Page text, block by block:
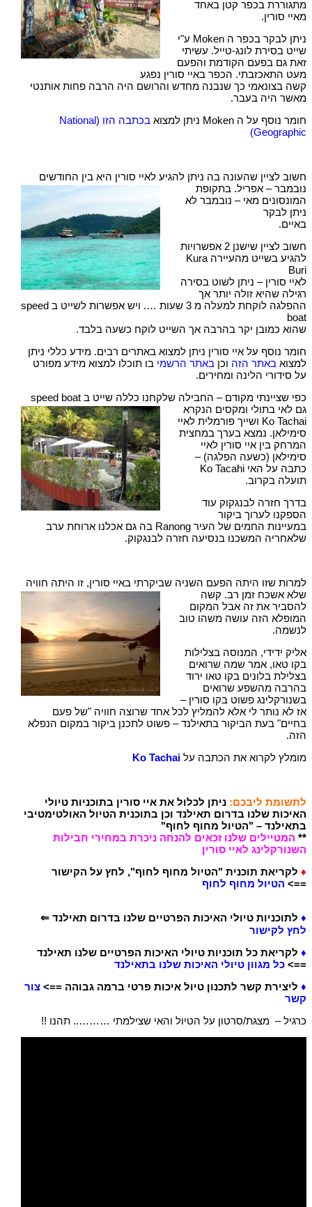
מתגוררת בכפר קטן באחד
מאיי סורין.
ניתן לבקר בכפר ה Moken ע"י
שייט בסירת לונג-טייל. עשיתי
זאת גם בפעם הקודמת והפעם
מעט התאכזבתי. הכפר באיי סורין נפגע
קשה בצונאמי כך שנבנה מחדש והרושם היה הרבה פחות אותנטי
מאשר היה בעבר.
חומר נוסף על ה Moken ניתן למצוא
בכתבה הזו (National
Geographic)
חשוב לציין שהעונה בה ניתן להגיע לאיי סורין היא בין החודשים
נובמבר – אפריל. בתקופת
המונסונים מאי – נובמבר לא
ניתן לבקר
באיים.
חשוב לציין שישנן 2 אפשרויות
להגיע בשייט מהעיירה Kura
Buri
לאיי סורין – ניתן לשוט בסירה
רגילה שהיא זולה יותר אך
ההפלגה לוקחת למעלה מ 3 שעות …. ויש אפשרות לשייט ב speed
boat
שהוא כמובן יקר בהרבה אך השייט לוקח כשעה בלבד.
חומר נוסף על איי סורין ניתן למצוא באתרים רבים. מידע כללי ניתן
למצוא באתר הזה וכן באתר הרשמי בו תוכלו למצוא מידע מפורט
על סידורי הלינה ומחירים.
כפי שציינתי מקודם – החבילה שלקחנו כללה שייט ב speed boat
גם לאי בתולי ומקסים הנקרא
Ko Tachai ושייך פורמלית לאיי
סימילאן. נמצא בערך במחצית
המרחק בין איי סורין לאיי
סימילאן (כשעה הפלגה) –
כתבה על האי Ko Tacahi
תועלה בקרוב.
בדרך חזרה לבנגקוק עוד
הספקנו לערוך ביקור
במעיינות החמים של העיר Ranong בה גם אכלנו ארוחת ערב
שלאחריה המשכנו בנסיעה חזרה לבנגקוק.
למרות שזו היתה הפעם השניה שביקרתי באיי סורין, זו היתה חוויה
שלא אשכח זמן רב. קשה
להסביר את זה אבל המקום
המופלא הזה עושה משהו טוב
לנשמה.
אליק ידידי, המנוסה בצלילות
בקו טאו, אמר שמה שרואים
בצלילת בלונים בקו טאו ירוד
בהרבה מהשפע שרואים
בשנורקלינג פשוט בקו סורין –
אז לא נותר לי אלא להמליץ לכל אחד שרוצה חוויה "של פעם
בחיים" בעת הביקור בתאילנד – פשוט לתכנן ביקור במקום הנפלא
הזה.
מומלץ לקרוא את הכתבה על Ko Tachai
לתשומת ליבכם: ניתן לכלול את איי סורין בתוכניות טיולי
האיכות שלנו בדרום תאילנד וכן בתוכנית הטיול האולטימטיבי
בתאילנד – "הטיול מחוף לחוף"
** המטיילים שלנו זכאים להנחה ניכרת במחירי חבילות
השנורקלינג לאיי סורין
♦ לקריאת תוכנית "הטיול מחוף לחוף", לחץ על הקישור
==> הטיול מחוף לחוף
♦ לתוכניות טיולי האיכות הפרטיים שלנו בדרום תאילנד ⇐
לחץ לקישור
♦ לקריאת כל תוכניות טיולי האיכות הפרטיים שלנו תאילנד
==> כל מגוון טיולי האיכות שלנו בתאילנד
♦ ליצירת קשר לתכנון טיול איכות פרטי ברמה גבוהה ==> צור
קשר
כרגיל – מצגת/סרטון על הטיול והאי שצילמתי ……….. תהנו !!